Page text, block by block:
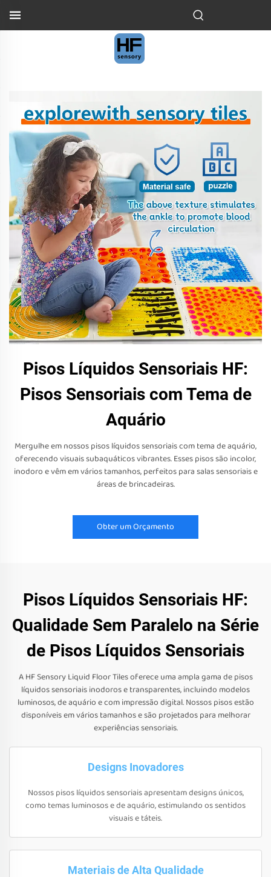
Pisos Líquidos Sensoriais HF:
Pisos Sensoriais com Tema de
Aquário
Mergulhe em nossos pisos líquidos sensoriais com tema de aquário,
oferecendo visuais subaquáticos vibrantes. Esses pisos são incolor,
inodoro e vêm em vários tamanhos, perfeitos para salas sensoriais e
áreas de brincadeiras.
Obter um Orçamento
Pisos Líquidos Sensoriais HF:
Qualidade Sem Paralelo na Série
de Pisos Líquidos Sensoriais
A HF Sensory Liquid Floor Tiles oferece uma ampla gama de pisos
líquidos sensoriais inodoros e transparentes, incluindo modelos
luminosos, de aquário e com impressão digital. Nossos pisos estão
disponíveis em vários tamanhos e são projetados para melhorar
experiências sensoriais.
Designs Inovadores
Nossos pisos líquidos sensoriais apresentam designs únicos,
como temas luminosos e de aquário, estimulando os sentidos
visuais e táteis.
Materiais de Alta Qualidade